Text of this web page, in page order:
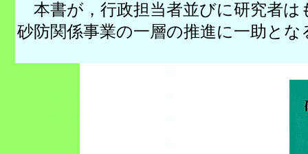
本書が，行政担当者並びに研究者
砂防関係事業の一層の推進に一助と